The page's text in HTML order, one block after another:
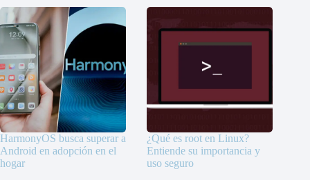
HarmonyOS busca superar a
Android en adopción en el
hogar
¿Qué es root en Linux?
Entiende su importancia y
uso seguro